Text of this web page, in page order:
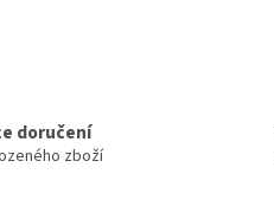
doručení
zboží